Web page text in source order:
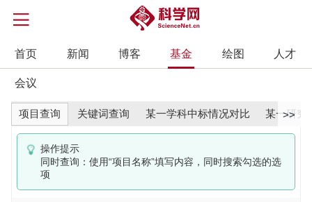
首页 新闻 博客 基金 绘图 人才
会议
项目查询 关键词查询 某一学科中标情况对比 某一研究
>>
操作提示
同时查询：使用“项目名称”填写内容，同时搜索勾选的选
项